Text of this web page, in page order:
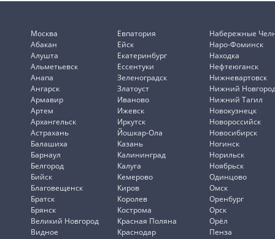
Москва
Абакан
Алушта
Альметьевск
Анапа
Ангарск
Армавир
Артем
Архангельск
Астрахань
Балашиха
Барнаул
Белгород
Бийск
Благовещенск
Братск
Брянск
Великий Новгород
Видное
Евпатория
Ейск
Екатеринбург
Ессентуки
Зеленоградск
Златоуст
Иваново
Ижевск
Иркутск
Йошкар-Ола
Казань
Калининград
Калуга
Кемерово
Киров
Королев
Кострома
Красная Поляна
Краснодар
Набережные
Наро-Фоминск
Находка
Нефтеюганск
Нижневартовск
Нижний
Нижний Тагил
Новокузнецк
Новороссийск
Новосибирск
Ногинск
Норильск
Ноябрьск
Одинцово
Омск
Оренбург
Орск
Орёл
Пенза